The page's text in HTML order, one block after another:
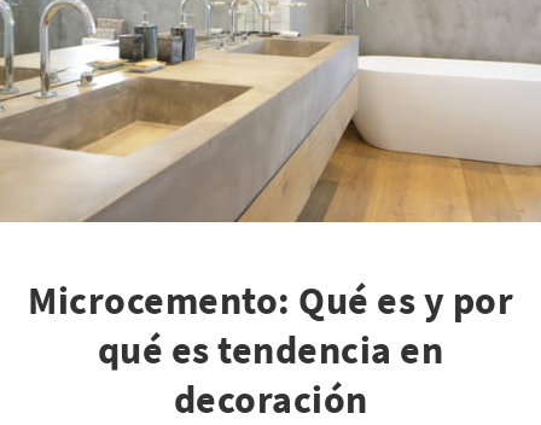
Microcemento: Qué es y por
qué es tendencia en
decoración